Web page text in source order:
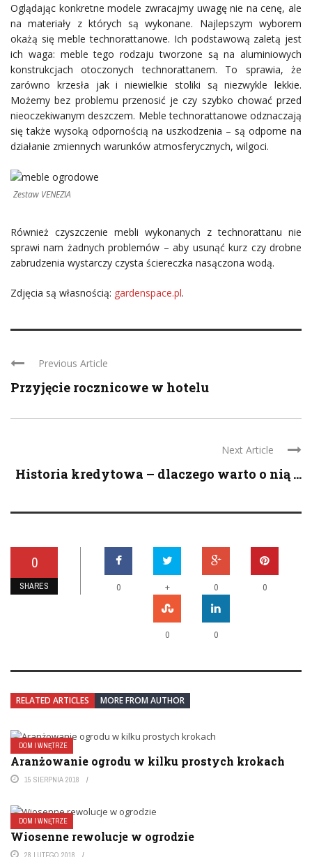
Oglądając konkretne modele zwracajmy uwagę nie na cenę, ale
na materiały z których są wykonane. Najlepszym wyborem
okażą się meble technorattanowe. Ich podstawową zaletą jest
ich waga: meble tego rodzaju tworzone są na aluminiowych
konstrukcjach otoczonych technorattanem. To sprawia, że
zarówno krzesła jak i niewielkie stoliki są niezwykle lekkie.
Możemy bez problemu przenosić je czy szybko chować przed
nieoczekiwanym deszczem. Meble technorattanowe odznaczają
się także wysoką odpornością na uszkodzenia – są odporne na
działanie zmiennych warunków atmosferycznych, wilgoci.
Zestaw VENEZIA
Również czyszczenie mebli wykonanych z technorattanu nie
sprawi nam żadnych problemów – aby usunąć kurz czy drobne
zabrudzenia wystarczy czysta ściereczka nasączona wodą.
Zdjęcia są własnością: gardenspace.pl.
Previous Article
Przyjęcie rocznicowe w hotelu
Next Article
Historia kredytowa – dlaczego warto o nią ...
0
SHARES 0 + 0 0
0 0
RELATED ARTICLES MORE FROM AUTHOR
DOM I WNĘTRZE
Aranżowanie ogrodu w kilku prostych krokach
15 SIERPNIA 2018
DOM I WNĘTRZE
Wiosenne rewolucje w ogrodzie
28 LUTEGO 2018